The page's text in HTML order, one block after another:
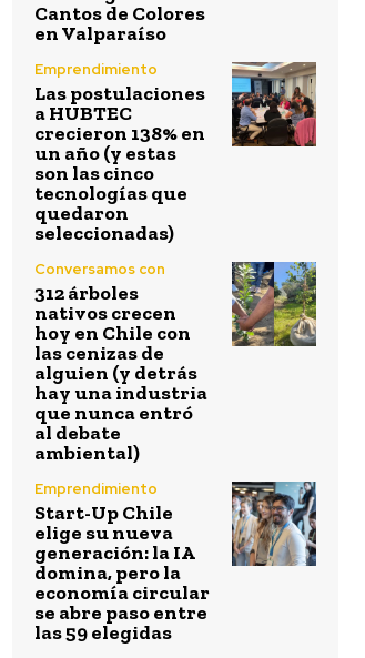
Cantos de Colores
en Valparaíso
Emprendimiento
Las postulaciones
a HUBTEC
crecieron 138% en
un año (y estas
son las cinco
tecnologías que
quedaron
seleccionadas)
Conversamos con
312 árboles
nativos crecen
hoy en Chile con
las cenizas de
alguien (y detrás
hay una industria
que nunca entró
al debate
ambiental)
Emprendimiento
Start-Up Chile
elige su nueva
generación: la IA
domina, pero la
economía circular
se abre paso entre
las 59 elegidas